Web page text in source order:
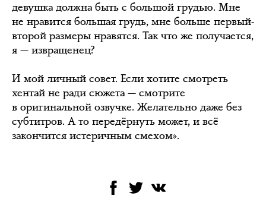
девушка должна быть с большой грудью. Мне
не нравится большая грудь, мне больше первый-
второй размеры нравятся. Так что же получается,
я — извращенец?
И мой личный совет. Если хотите смотреть
хентай не ради сюжета — смотрите
в оригинальной озвучке. Желательно даже без
субтитров. А то передёрнуть может, и всё
закончится истеричным смехом».